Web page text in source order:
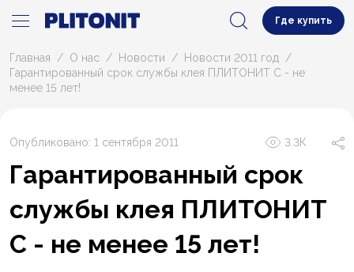
Где купить
Главная О нас Новости
Новости 2011 год
Гарантированный срок службы клея ПЛИТОНИТ С - не
менее 15 лет!
Опубликовано: 1 сентября 2011 3.3К
Гарантированный срок
службы клея ПЛИТОНИТ
С - не менее 15 лет!